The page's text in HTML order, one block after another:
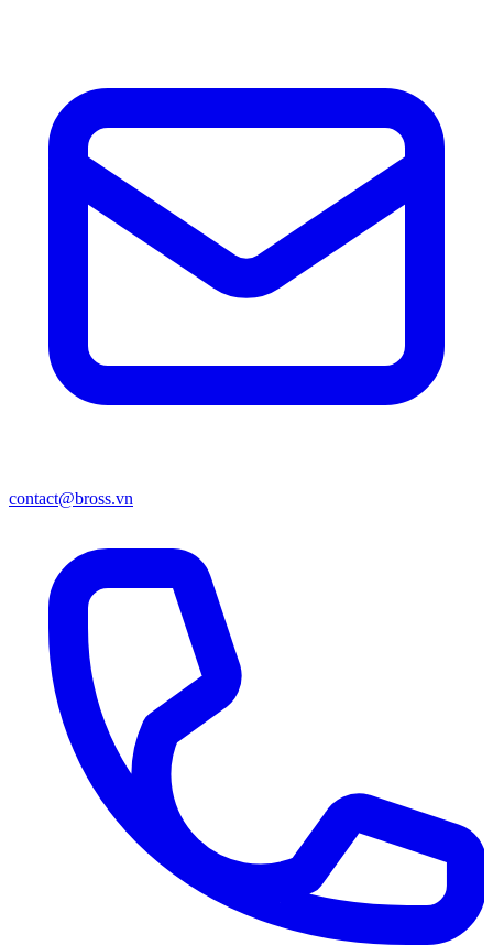
contact@bross.vn